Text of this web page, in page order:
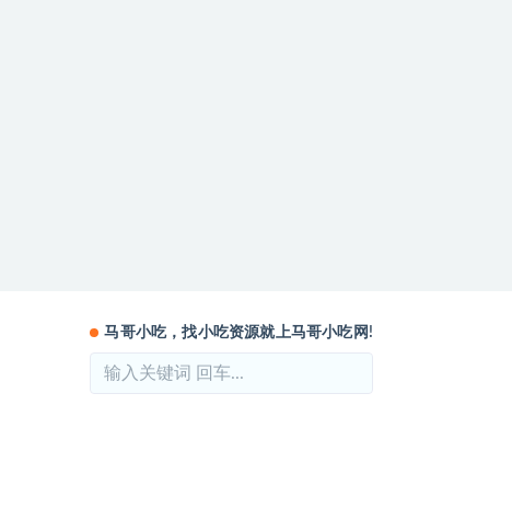
马哥小吃，找小吃资源就上马哥小吃网!